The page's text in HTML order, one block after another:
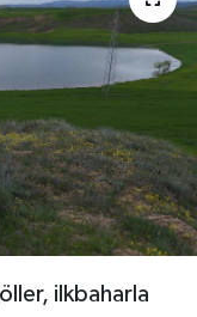
ilkbaharla